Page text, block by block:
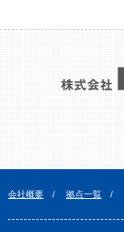
会社概要 / 拠点一覧 /